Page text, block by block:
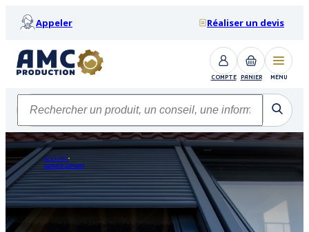
Appeler Réaliser un devis
COMPTE PANIER MENU
ACCUEIL
SERVICE EXPORT